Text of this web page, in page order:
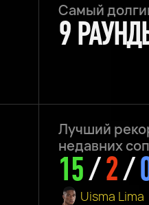
Самый
9
Лучший
недавних
15/2/
Uisma Lima